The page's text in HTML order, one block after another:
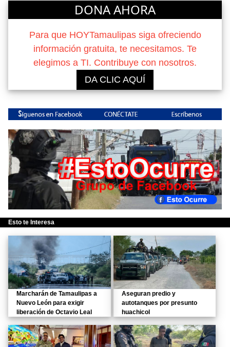
DONA AHORA
Para que HOYTamaulipas siga ofreciendo
información gratuita, te necesitamos. Te
elegimos a TI. Contribuye con nosotros.
DA CLIC AQUÍ
Esto te Interesa
Marcharán de Tamaulipas a
Nuevo León para exigir
liberación de Octavio Leal
Aseguran predio y
autotanques por presunto
huachicol